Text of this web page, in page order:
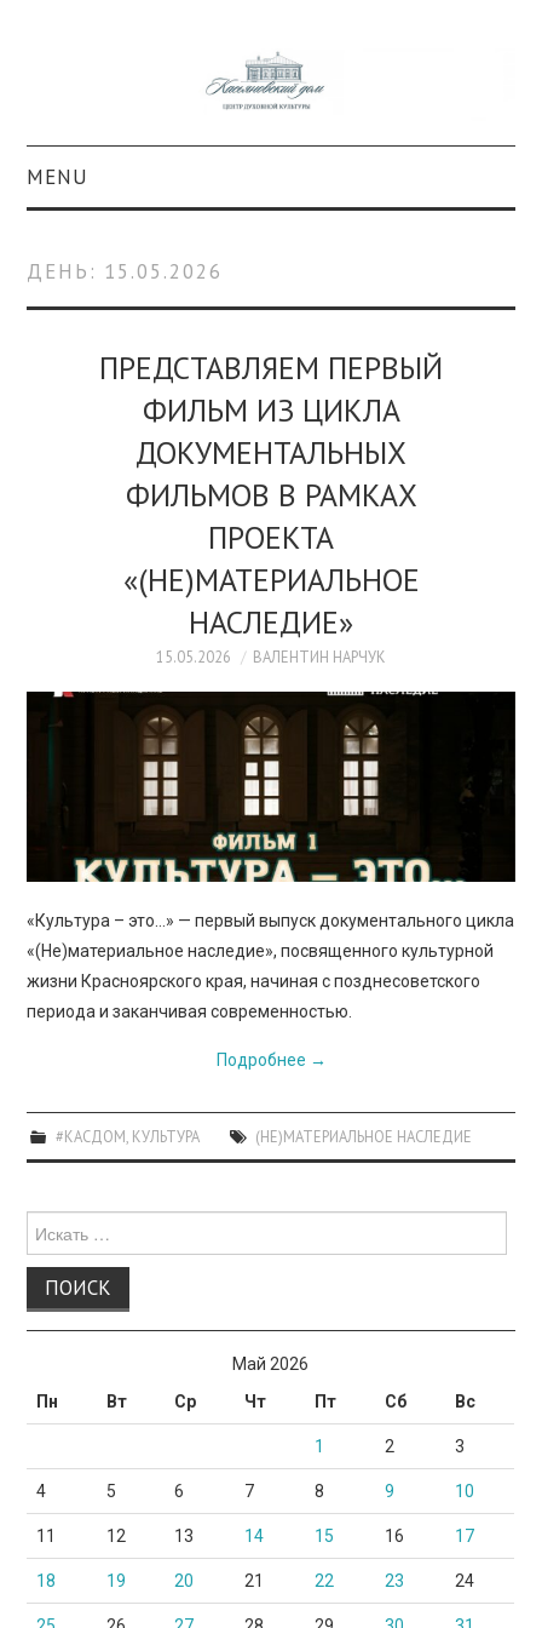
MENU
КОЛЛЕКЦИИ
#КАСДОМ
КУЛЬТУРА
ОБРАЗОВАНИЕ
ДЕНЬ: 15.05.2026
ПРЕДСТАВЛЯЕМ ПЕРВЫЙ
ФИЛЬМ ИЗ ЦИКЛА
ДОКУМЕНТАЛЬНЫХ
ФИЛЬМОВ В РАМКАХ
ПРОЕКТА
«(НЕ)МАТЕРИАЛЬНОЕ
НАСЛЕДИЕ»
15.05.2026 ВАЛЕНТИН НАРЧУК
«Культура – это…» — первый выпуск документального цикла
«(Не)материальное наследие», посвященного культурной
жизни Красноярского края, начиная с позднесоветского
периода и заканчивая современностью.
Подробнее →
#КАСДОМ, КУЛЬТУРА (НЕ)МАТЕРИАЛЬНОЕ НАСЛЕДИЕ
для:
Май 2026
Пн
Вт Ср Чт Пт Сб Вс
1 2 3
4 5 6 7 8 9 10
11 12 13 14 15 16 17
18 19 20 21 22 23 24